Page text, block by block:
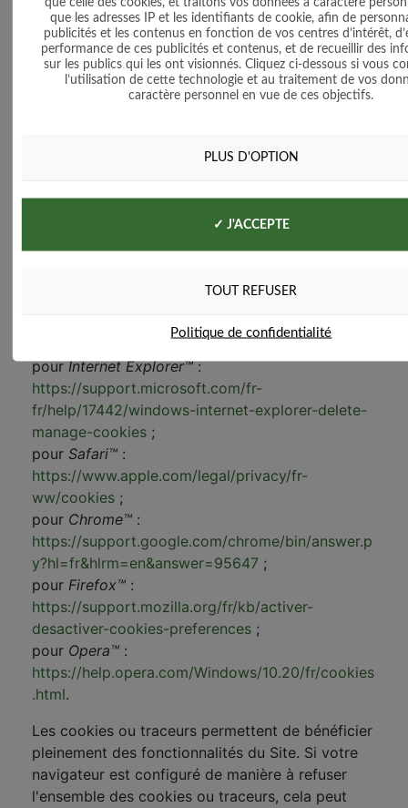
émetteurs. Vous pouvez également paramétrer
votre navigateur pour accepter ou refuser au cas
par cas les cookies préalablement à leur
installation. Vous pouvez également
paramétrer l’ensemble des navigateurs de vos
ordinateurs etc.). Pour la gestion des cookies et
de vos choix, la configuration de chaque
permettra de savoir de quelle manière modifier
pourInternet Explorer™:
https://support.microsoft.com/fr-
fr/help/17442/windows-internet-explorer-delete-
manage-cookies ;
pour Safari™ :
https://www.apple.com/legal/privacy/fr-
ww/cookies ;
pour Chrome™ :
https://support.google.com/chrome/bin/answer.p
y?hl=fr&hlrm=en&answer=95647 ;
pour Firefox™ :
https://support.mozilla.org/fr/kb/activer-
desactiver-cookies-preferences ;
pour Opera™ :
https://help.opera.com/Windows/10.20/fr/cookies
.html.
Les cookies ou traceurs permettent de bénéficier
pleinement des fonctionnalités du Site. Si votre
navigateur est configuré de manière à refuser
l'ensemble des cookies ou traceurs, cela peut
que les adresses IP et les identifiants de cookie, afin de
publicités et les contenus en fonction de vos centres d’intérêt,
performance de ces publicités et contenus, et de recueillir des
sur les publics qui les ont visionnés. Cliquez ci-dessous si vous
l’utilisation de cette technologie et au traitement de vos
caractère personnel en vue de ces objectifs.
PLUS D'OPTION
✓ J'ACCEPTE
TOUT REFUSER
Politique de confidentialité